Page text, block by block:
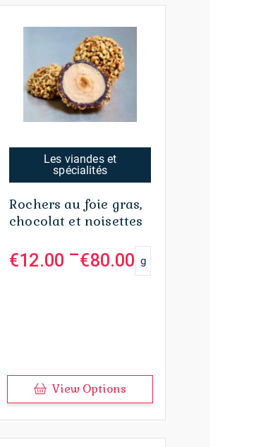
Les viandes et
spécialités
Rochers au foie gras,
chocolat et noisettes
€12.00 –€80.00
Plage g
View Options
produit
plusieurs
variations.
être
sur
page
produit